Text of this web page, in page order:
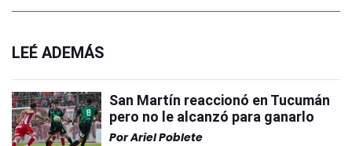
LEÉ ADEMÁS
San Martín reaccionó en Tucumán
pero no le alcanzó para ganarlo
PorAriel Poblete